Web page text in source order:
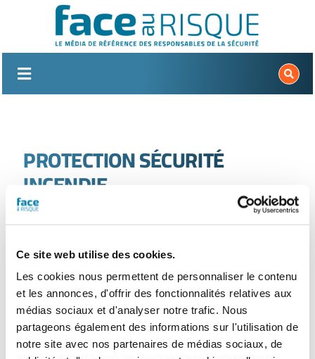
Ce site web utilise des cookies.
Les cookies nous permettent de personnaliser le contenu
et les annonces, d'offrir des fonctionnalités relatives aux
médias sociaux et d'analyser notre trafic. Nous
partageons également des informations sur l'utilisation de
notre site avec nos partenaires de médias sociaux, de
PROTECTION SÉCURITÉ
INCENDIE